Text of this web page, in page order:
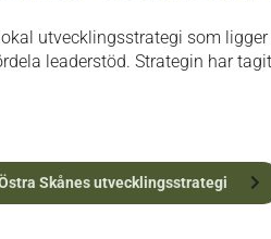
utvecklingsstrategi som
leaderstöd. Strategin har
Skånes utvecklingsstrategi